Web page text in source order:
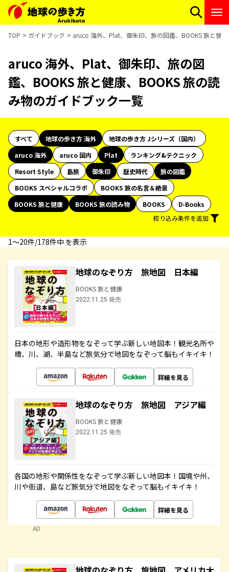
TOP ガイドブック aruco 海外、Plat、御朱印、旅の図鑑、BOOKS 旅と健
aruco 海外、Plat、御朱印、旅の図
鑑、BOOKS 旅と健康、BOOKS 旅の読
み物のガイドブック一覧
すべて 地球の歩き方 海外
地球の歩き方 Jシリーズ（国内）
aruco 海外
aruco 国内 Plat
ランキング&テクニック
Resort Style
島旅 御朱印 歴史時代
旅の図鑑
BOOKS スペシャルコラボ
BOOKS 旅の名言＆絶景
BOOKS 旅と健康
BOOKS 旅の読み物 BOOKS
D-Books
絞り込み条件を追加
1〜20件/178件中 を表示
地球のなぞり方 旅地図 日本編
BOOKS 旅と健康
2022.11.25 発売
日本の地形や造形物をなぞって学ぶ新しい地図本！観光名所や
橋、川、湖、半島など旅気分で地図をなぞって脳もイキイキ！
詳細を見る
地球のなぞり方 旅地図 アジア編
BOOKS 旅と健康
2022.11.25 発売
各国の地形や関係性をなぞって学ぶ新しい地図本！国境や州、
川や街道、島など旅気分で地図をなぞって脳もイキイキ！
詳細を見る
AD